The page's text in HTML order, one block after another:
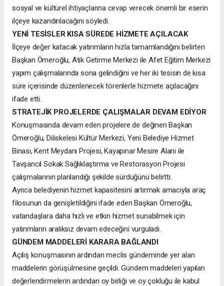
sosyal ve kültürel ihtiyaçlarına cevap verecek önemli bir eserin
ilçeye kazandırılacağını söyledi.
YENİ TESİSLER KISA SÜREDE HİZMETE AÇILACAK
İlçeye değer katacak yatırımların hızla tamamlandığını belirten
Başkan Ömeroğlu, Atık Getirme Merkezi ile Afet Eğitim Merkezi
yapım çalışmalarında sona gelindiğini ve her iki tesisin de kısa
süre içerisinde düzenlenecek törenlerle hizmete açılacağını
ifade etti.
STRATEJİK PROJELERDE ÇALIŞMALAR DEVAM EDİYOR
Konuşmasında devam eden projelere de değinen Başkan
Ömeroğlu, Diliskelesi Kültür Merkezi, Yeni Belediye Hizmet
Binası, Kent Meydanı Projesi, Kayapınar Mesire Alanı ile
Tavşancıl Sokak Sağlıklaştırma ve Restorasyon Projesi
çalışmalarının planlandığı şekilde sürdüğünü belirtti.
Ayrıca belediyenin hizmet kapasitesini artırmak amacıyla araç
filosunun da genişletildiğini ifade eden Başkan Ömeroğlu,
vatandaşlara daha hızlı ve etkin hizmet sunabilmek için
yatırımların aralıksız devam edeceğini vurguladı.
GÜNDEM MADDELERİ KARARA BAĞLANDI
Açılış konuşmasının ardından meclis gündeminde yer alan
maddelerin görüşülmesine geçildi. Gündem maddeleri yapılan
değerlendirmelerin ardından oy birliği ve oy çokluğu ile kabul